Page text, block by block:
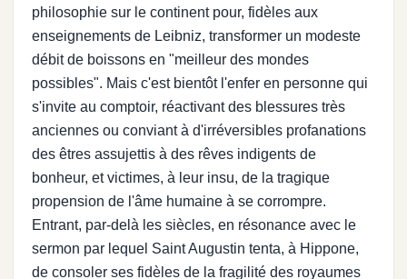
philosophie sur le continent pour, fidèles aux
enseignements de Leibniz, transformer un modeste
débit de boissons en "meilleur des mondes
possibles". Mais c'est bientôt l'enfer en personne qui
s'invite au comptoir, réactivant des blessures très
anciennes ou conviant à d'irréversibles profanations
des êtres assujettis à des rêves indigents de
bonheur, et victimes, à leur insu, de la tragique
propension de l'âme humaine à se corrompre.
Entrant, par-delà les siècles, en résonance avec le
sermon par lequel Saint Augustin tenta, à Hippone,
de consoler ses fidèles de la fragilité des royaumes